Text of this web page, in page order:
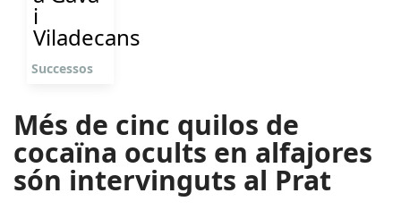
i
Viladecans
Successos
Més de cinc quilos de
cocaïna ocults en alfajores
són intervinguts al Prat